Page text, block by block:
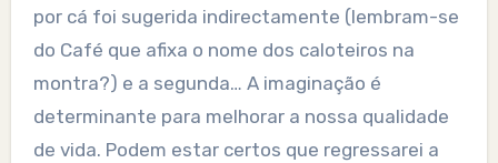
por cá foi sugerida indirectamente (lembram-se
do Café que afixa o nome dos caloteiros na
montra?) e a segunda… A imaginação é
determinante para melhorar a nossa qualidade
de vida. Podem estar certos que regressarei a